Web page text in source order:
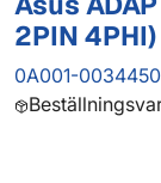
2PIN 4PHI)
0A001-